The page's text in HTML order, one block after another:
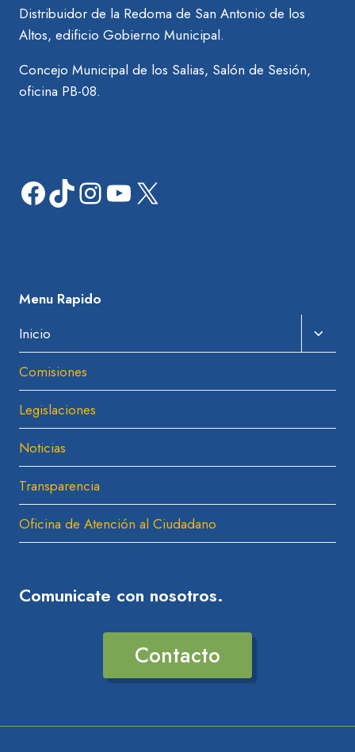
Distribuidor de la Redoma de San Antonio de los
Altos, edificio Gobierno Municipal.
Concejo Municipal de los Salias, Salón de Sesión,
oficina PB-08.
Facebook
TikTok
Instagram
YouTube
X
Menu Rapido
Inicio
El
Hijo
Comisiones
Legislaciones
Noticias
Transparencia
Oficina de Atención al Ciudadano
Comunicate con nosotros.
Contacto